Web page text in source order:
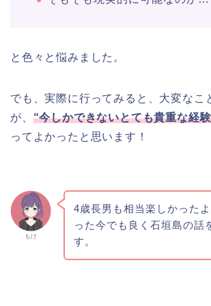
と色々と悩みました。
でも、実際に行ってみると、大変なこ
が、 “今しかできないとても貴重な経
ってよかったと思います！
もけ
4歳長男も相当楽しかった
った今でも良く石垣島の話
す。